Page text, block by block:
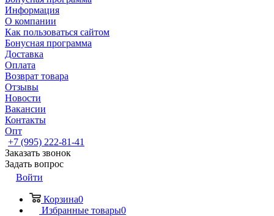
Информация
О компании
Как пользоваться сайтом
Бонусная программа
Доставка
Оплата
Возврат товара
Отзывы
Новости
Вакансии
Контакты
Опт
+7 (995) 222-81-41
Заказать звонок
Задать вопрос
Войти
Корзина0
Избранные товары0